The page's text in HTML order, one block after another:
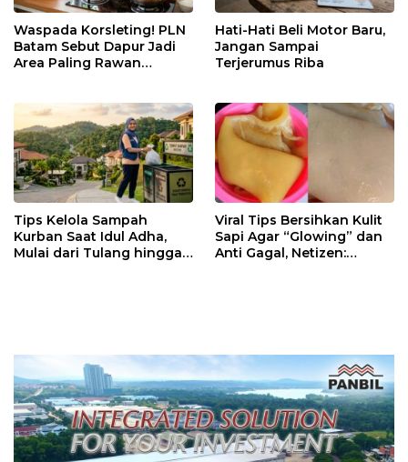
Waspada Korsleting! PLN
Batam Sebut Dapur Jadi
Area Paling Rawan
Hati-Hati Beli Motor Baru,
Jangan Sampai
Terjerumus Riba
Tips Kelola Sampah
Kurban Saat Idul Adha,
Mulai dari Tulang hingga
Viral Tips Bersihkan Kulit
Sapi Agar “Glowing” dan
Anti Gagal, Netizen: